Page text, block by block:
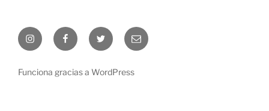
InstagramFacebookTwiter
Correo
electrónico
Funciona gracias a WordPress